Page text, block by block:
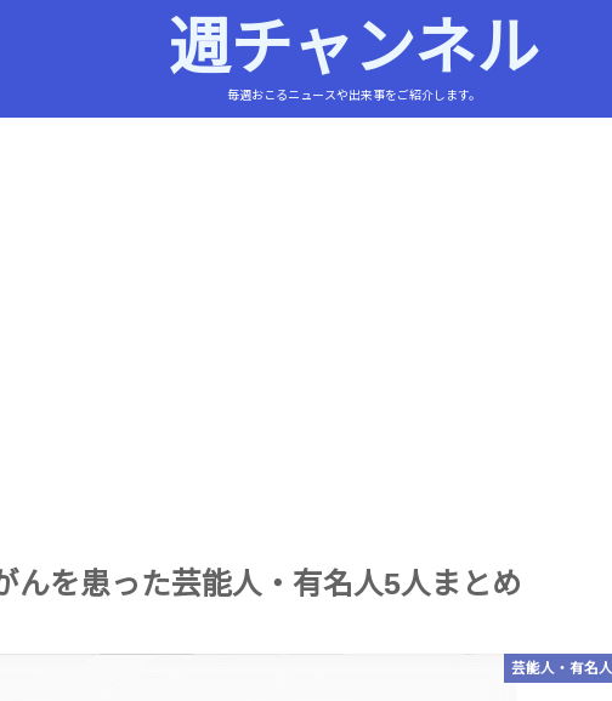
週チャンネル
毎週おこるニュースや出来事をご紹介します。
んを患った芸能人・有名人5人まとめ
芸能人・有名人